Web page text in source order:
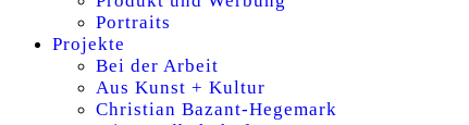
Portraits
Projekte
Bei der Arbeit
Aus Kunst + Kultur
Christian Bazant-Hegemark